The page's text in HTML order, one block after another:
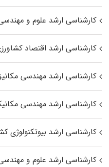
کارشناسی ارشد علوم و
کارشناسی ارشد اقتصاد
کارشناسی ارشد مهندسی
کارشناسی ارشد مهندسی
کارشناسی ارشد بیوتکنولوژی
کارشناسی ارشد علوم و